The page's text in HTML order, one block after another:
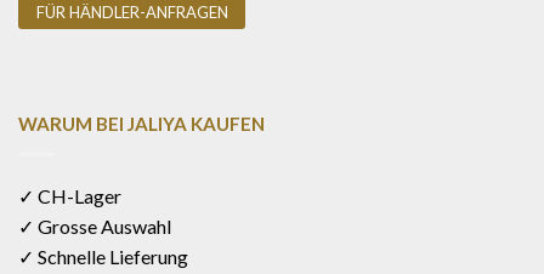
FÜR HÄNDLER-ANFRAGEN
WARUM BEI JALIYA KAUFEN
✓ CH-Lager
✓ Grosse Auswahl
✓ Schnelle Lieferung